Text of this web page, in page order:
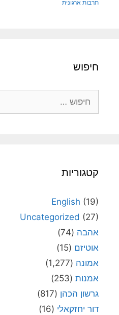
תרבות ארגונית
חיפוש
קטגוריות
English (19)
Uncategorized (27)
אהבה (74)
אוטיזם (15)
אמונה (1,277)
אמנות (253)
גרשון הכהן (817)
דור יחזקאלי (16)